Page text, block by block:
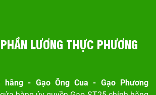
LƯƠNG THỰC PHƯƠNG
hãng - Gạo Ông Cua - Gạo Phương